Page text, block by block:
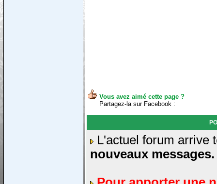
Vous avez aimé cette page ?
Partagez-la sur Facebook :
L'actuel forum arrive
nouveaux messages.